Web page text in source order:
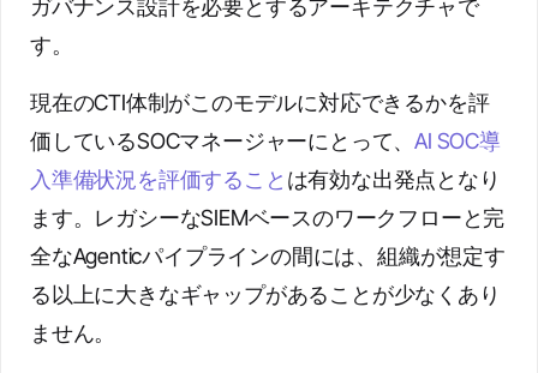
ガバナンス設計を必要とするアーキテクチャで
す。
現在のCTI体制がこのモデルに対応できるかを評
価しているSOCマネージャーにとって、AI SOC導
入準備状況を評価すること は有効な出発点となり
ます。レガシーなSIEMベースのワークフローと完
全なAgenticパイプラインの間には、組織が想定す
る以上に大きなギャップがあることが少なくあり
ません。